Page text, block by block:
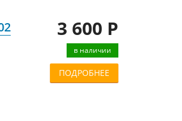
3 600 Р
в наличии
ПОДРОБНЕЕ